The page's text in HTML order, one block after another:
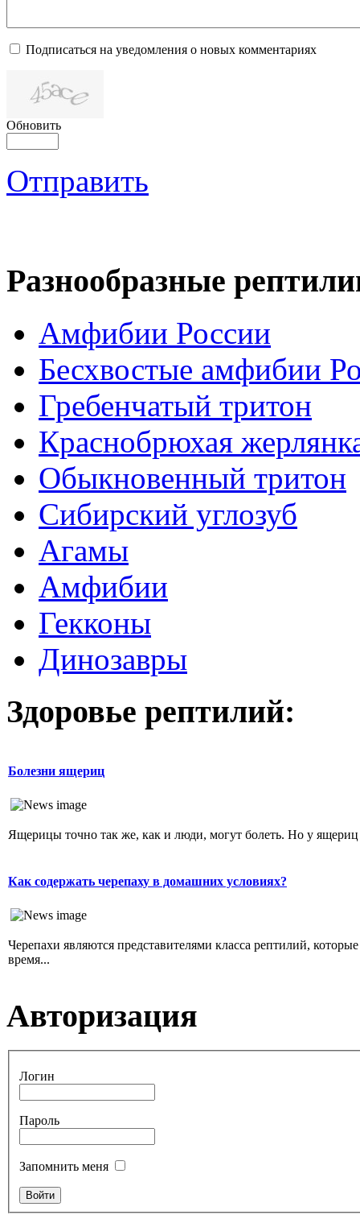
Подписаться на уведомления о новых комментариях
Обновить
Отправить
Разнообразные
Амфибии России
Бесхвостые амфибии
Гребенчатый тритон
Краснобрюхая
Обыкновенный тритон
Сибирский углозуб
Агамы
Амфибии
Гекконы
Динозавры
Здоровье рептилий:
Болезни ящериц
Ящерицы точно так же, как и люди, могут болеть. Но у
Как содержать черепаху в домашних условиях?
Черепахи являются представителями класса рептилий,
время...
Авторизация
Логин
Пароль
Запомнить меня